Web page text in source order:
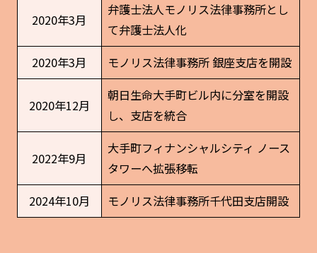
2020年3月
弁護士法人モノリス法律事務所とし
て弁護士法人化
2020年3月
モノリス法律事務所 銀座支店を開設
2020年12月
朝日生命大手町ビル内に分室を開設
し、支店を統合
2022年9月
大手町フィナンシャルシティ ノース
タワーへ拡張移転
2024年10月
モノリス法律事務所千代田支店開設